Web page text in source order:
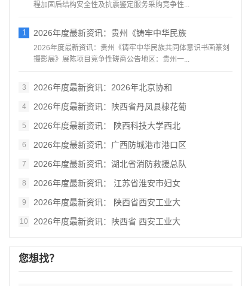
程加固后结构安全性及抗震鉴定服务采购竞争性...
1 2026年度最新资讯：贵州《铸牢中华民族
2026年度最新资讯：贵州《铸牢中华民族共同体意识书画篆刻
摄影展》展陈项目竞争性磋商公告地区：贵州一...
3 2026年度最新资讯：2026年北京协和
4 2026年度最新资讯：陕西省丹凤县棣花葡
5 2026年度最新资讯： 陕西科技大学西北
6 2026年度最新资讯：广西防城港市港口区
7 2026年度最新资讯：湖北省消防救援总队
8 2026年度最新资讯： 江苏省淮安市妇女
9 2026年度最新资讯： 陕西省西安工业大
10 2026年度最新资讯：陕西省 西安工业大
您想找？